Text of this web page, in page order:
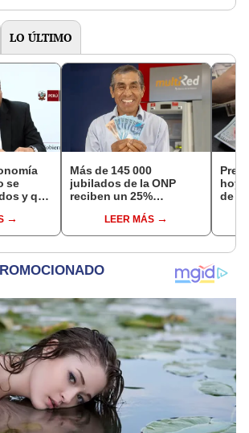
LO ÚLTIMO
se
y que
Más de 145 000
jubilados de la ONP
reciben un 25%
en agostoLEER MÁS
hoy,
de